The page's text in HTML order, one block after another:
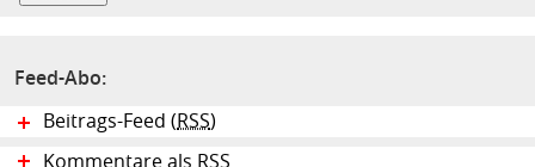
Feed-Abo:
Beitrags-Feed ( RSS)
Kommentare als RSS